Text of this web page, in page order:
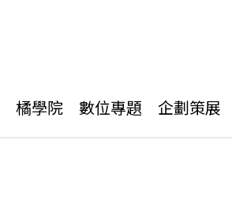
橘學院 數位專題 企劃策展